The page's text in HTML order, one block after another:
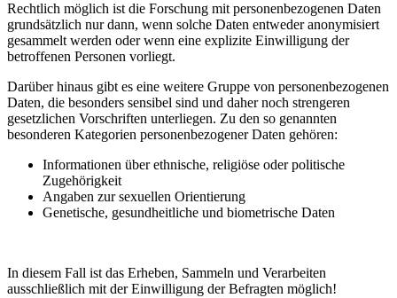
Rechtlich möglich ist die Forschung mit personenbezogenen Daten
grundsätzlich nur dann, wenn solche Daten entweder anonymisiert
gesammelt werden oder wenn eine explizite Einwilligung der
betroffenen Personen vorliegt.
Darüber hinaus gibt es eine weitere Gruppe von personenbezogenen
Daten, die besonders sensibel sind und daher noch strengeren
gesetzlichen Vorschriften unterliegen. Zu den so genannten
besonderen Kategorien personenbezogener Daten gehören:
Informationen über ethnische, religiöse oder politische
Zugehörigkeit
Angaben zur sexuellen Orientierung
Genetische, gesundheitliche und biometrische Daten
In diesem Fall ist das Erheben, Sammeln und Verarbeiten
ausschließlich mit der Einwilligung der Befragten möglich!